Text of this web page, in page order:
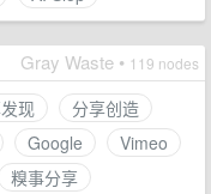
Gray Waste • 119 nodes
现
分享创造
Google
Vimeo
糗事分享